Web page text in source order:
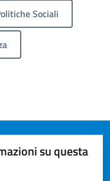
Sociali
su questa